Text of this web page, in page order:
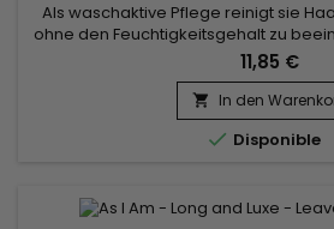
Als waschaktive Pflege reinigt sie
ohne den Feuchtigkeitsgehalt zu
Am Coconut CoWash entfernt auf
Kopfhaut sowie Rückstände und
Stylingprodukten hinterlassen
intelligenten Mischung aus
Rizinusöl...
11,85 €
 In den
 Disponible